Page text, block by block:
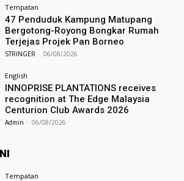
Tempatan
47 Penduduk Kampung Matupang
Bergotong-Royong Bongkar Rumah
Terjejas Projek Pan Borneo
STRINGER - 06/08/2026
English
INNOPRISE PLANTATIONS receives
recognition at The Edge Malaysia
Centurion Club Awards 2026
Admin - 06/08/2026
Tempatan